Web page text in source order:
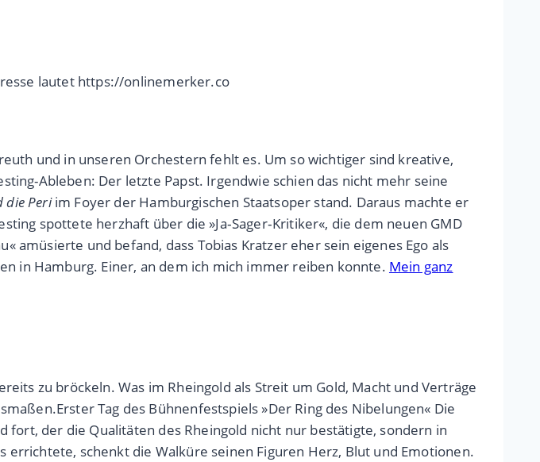
lautet https://onlinemerker.co
und in unseren Orchestern fehlt es. Um so wichtiger sind kreative,
Ableben: Der letzte Papst. Irgendwie schien das nicht mehr seine
die Periim Foyer der Hamburgischen Staatsoper stand. Daraus machte er
spottete herzhaft über die »Ja‑Sager‑Kritiker«, die dem neuen GMD
amüsierte und befand, dass Tobias Kratzer eher sein eigenes Ego als
in Hamburg. Einer, an dem ich mich immer reiben konnte. Mein ganz
zu bröckeln. Was im Rheingold als Streit um Gold, Macht und Verträge
Tag des Bühnenfestspiels »Der Ring des Nibelungen« Die
der die Qualitäten des Rheingold nicht nur bestätigte, sondern in
schenkt die Walküre seinen Figuren Herz, Blut und Emotionen.